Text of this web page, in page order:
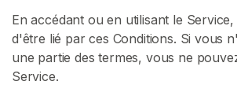
En accédant ou en utilisant le
d'être lié par ces Conditions. Si vous
une partie des termes, vous ne
Service.
O
U
S
G
R